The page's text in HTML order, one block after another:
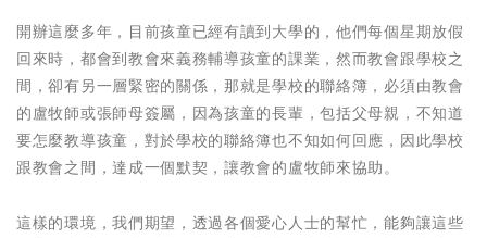
開辦這麼多年，目前孩童已經有讀到大學的，他們每個星期放假
回來時，都會到教會來義務輔導孩童的課業，然而教會跟學校之
間，卻有另一層緊密的關係，那就是學校的聯絡簿，必須由教會
的盧牧師或張師母簽屬，因為孩童的長輩，包括父母親，不知道
要怎麼教導孩童，對於學校的聯絡簿也不知如何回應，因此學校
跟教會之間，達成一個默契，讓教會的盧牧師來協助。
這樣的環境，我們期望，透過各個愛心人士的幫忙，能夠讓這些